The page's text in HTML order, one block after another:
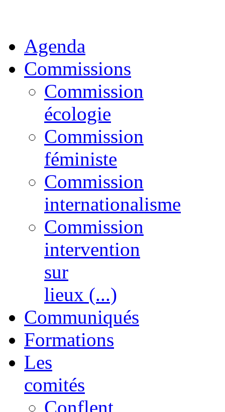
Agenda
Commissions
Commission
écologie
Commission
féministe
Commission
internationalisme
Commission
intervention
sur
lieux (...)
Communiqués
Formations
Les
comités
Conflent